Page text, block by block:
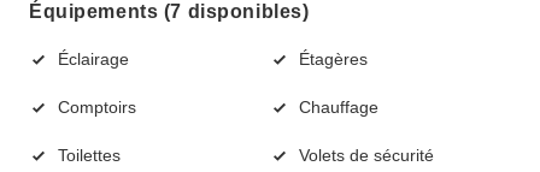
Équipements (7 disponibles)
Éclairage Étagères
Comptoirs Chauffage
Toilettes Volets de sécurité